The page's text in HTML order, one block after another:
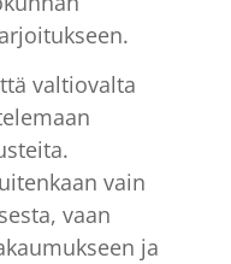
valtiovalta
vain
vaan
ja